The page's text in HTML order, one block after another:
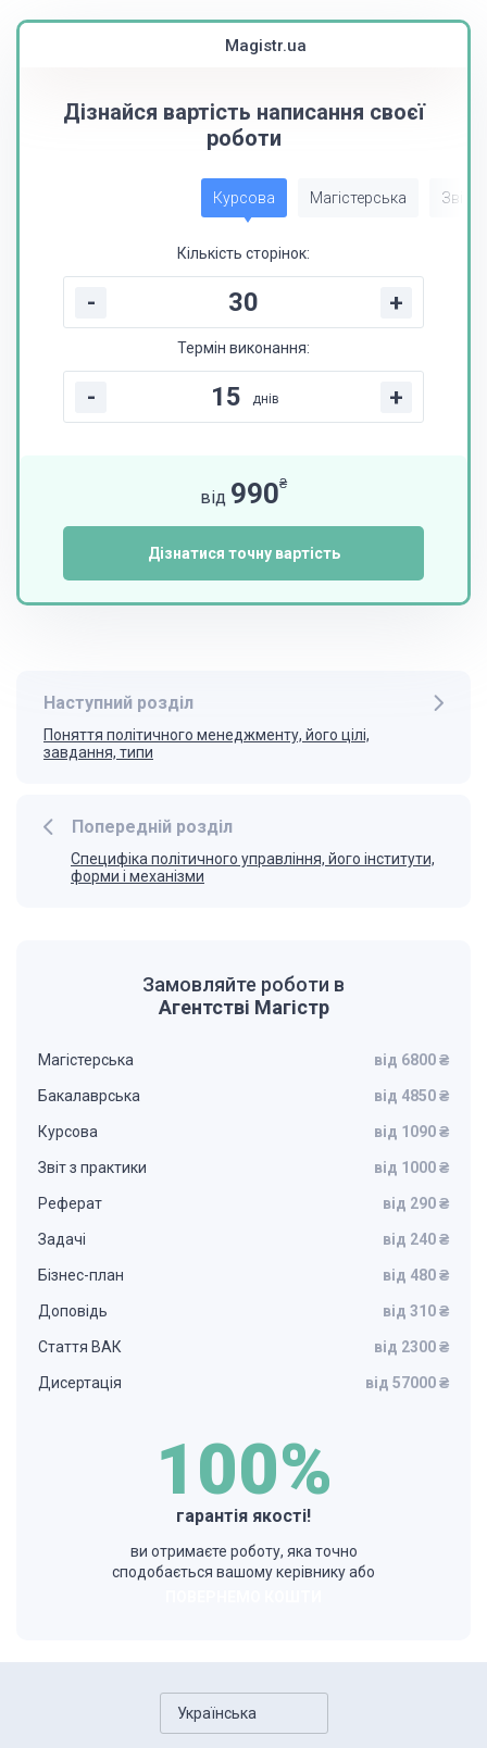
Magistr.ua
Дізнайся вартість написання своєї
роботи
Курсова Магістерська Звіт
Кількість сторінок:
- +
Термін виконання:
- днів +
від 990₴
Дізнатися точну вартість
Попередній розділ
Специфіка політичного управління, його інститути,
форми і механізми
Наступний розділ
Поняття політичного менеджменту, його цілі,
завдання, типи
Замовляйте роботи в
Агентстві Магістр
Магістерська від 6800 ₴
Бакалаврська від 4850 ₴
Курсова від 1090 ₴
Звіт з практики від 1000 ₴
Реферат від 290 ₴
Задачі від 240 ₴
Бізнес-план від 480 ₴
Доповідь від 310 ₴
Стаття ВАК від 2300 ₴
Дисертація від 57000 ₴
100%
гарантія якості!
ви отримаєте роботу, яка точно
сподобається вашому керівнику або
Українська